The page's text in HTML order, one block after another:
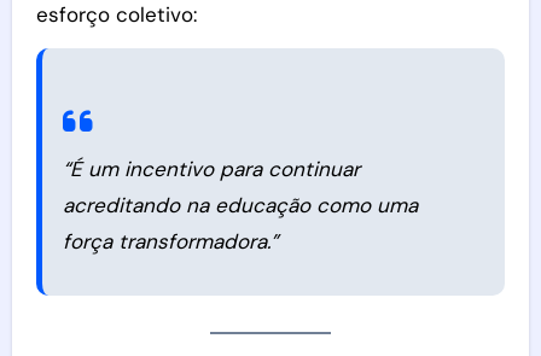
esforço coletivo:
“É um incentivo para continuar
acreditando na educação como uma
força transformadora.”